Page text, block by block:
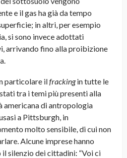
e il gas ha già da tempo
in altri, per esempio
si sono invece adottati
arrivando fino alla proibizione
particolare ilfrackingin tutte le
tra i temi più presenti alla
americana di antropologia
a Pittsburgh, in
molto sensibile, di cui non
Alcune imprese hanno
silenzio dei cittadini: “Voi ci